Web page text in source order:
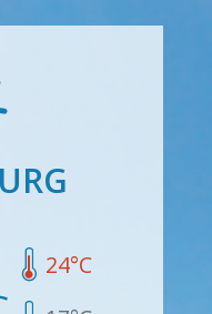
24°C